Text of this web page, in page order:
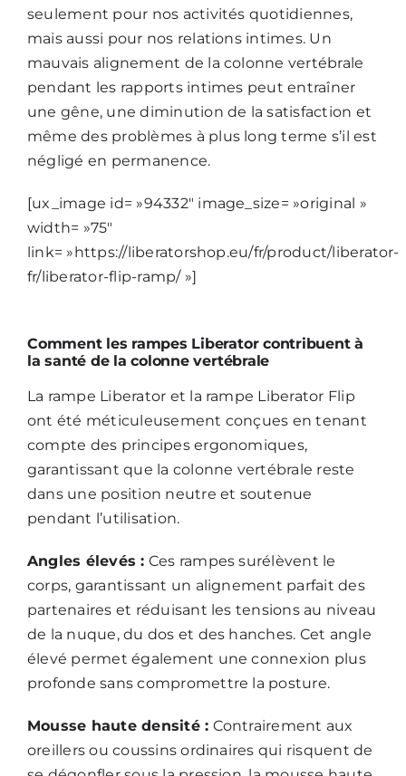
seulement pour nos activités quotidiennes,
mais aussi pour nos relations intimes. Un
mauvais alignement de la colonne vertébrale
pendant les rapports intimes peut entraîner
une gêne, une diminution de la satisfaction et
même des problèmes à plus long terme s’il est
négligé en permanence.
[ux_image id= »94332″ image_size= »original »
width= »75″
link= »https://liberatorshop.eu/fr/product/liberator-
fr/liberator-flip-ramp/ »]
Comment les rampes Liberator contribuent à
la santé de la colonne vertébrale
La rampe Liberator et la rampe Liberator Flip
ont été méticuleusement conçues en tenant
compte des principes ergonomiques,
garantissant que la colonne vertébrale reste
dans une position neutre et soutenue
pendant l’utilisation.
Angles élevés : Ces rampes surélèvent le
corps, garantissant un alignement parfait des
partenaires et réduisant les tensions au niveau
de la nuque, du dos et des hanches. Cet angle
élevé permet également une connexion plus
profonde sans compromettre la posture.
Mousse haute densité : Contrairement aux
oreillers ou coussins ordinaires qui risquent de